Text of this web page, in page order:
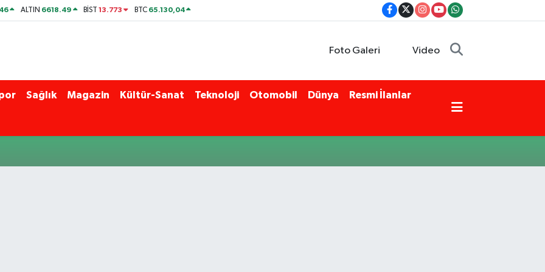
ALTIN 6618.49 BİST13.773 BTC 65.130,04
Foto Galeri Video
Sağlık Magazin Kültür-Sanat Teknoloji Otomobil Dünya Resmi İlanlar